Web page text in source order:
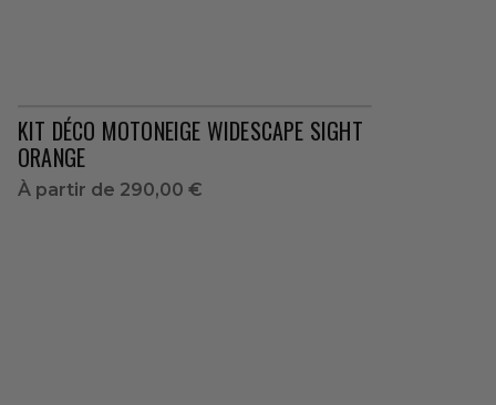
KIT DÉCO MOTONEIGE WIDESCAPE SIGHT
ORANGE
À partir de 290,00 €